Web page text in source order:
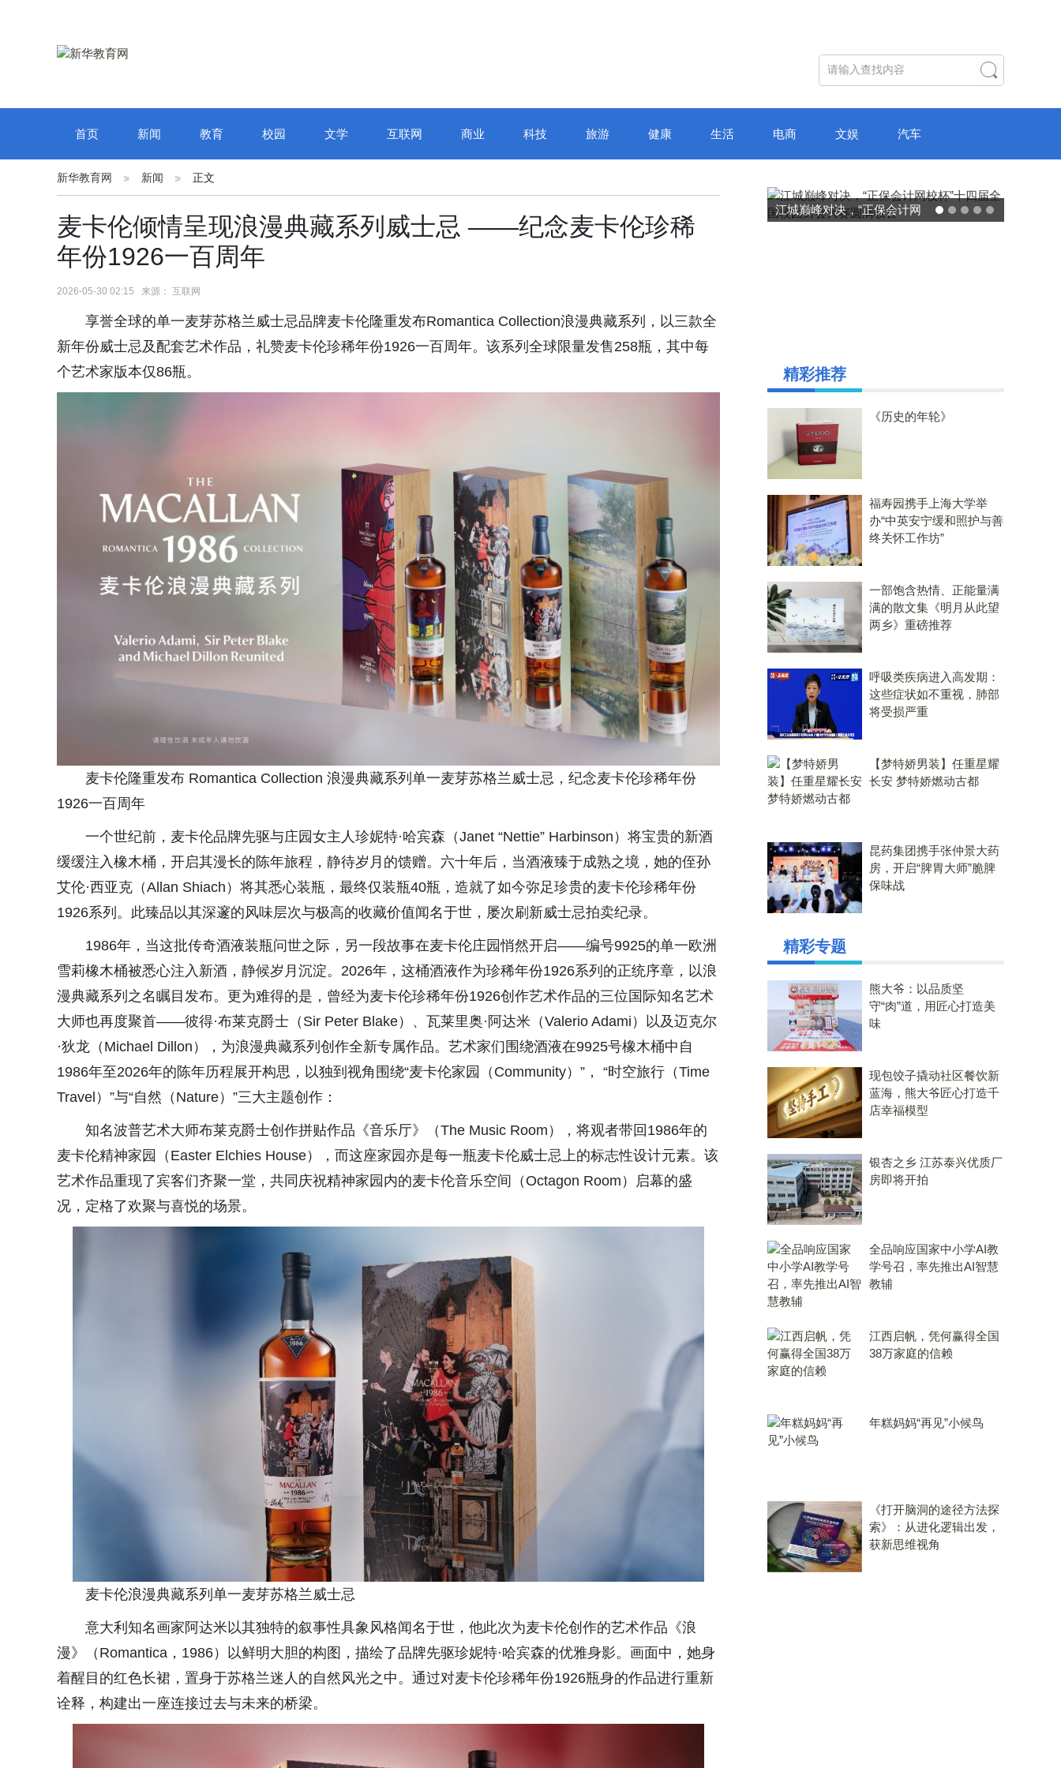
首页 新闻 教育 校园 文学 互联网 商业 科技 旅游 健康 生活 电商 文娱 汽车
新华教育网 新闻 正文
麦卡伦倾情呈现浪漫典藏系列威士忌 ——纪念麦卡伦珍稀
年份1926一百周年
2026-05-30 02:15 来源： 互联网
享誉全球的单一麦芽苏格兰威士忌品牌麦卡伦隆重发布Romantica Collection浪漫典藏系列，以三款全
新年份威士忌及配套艺术作品，礼赞麦卡伦珍稀年份1926一百周年。该系列全球限量发售258瓶，其中每
个艺术家版本仅86瓶。
麦卡伦隆重发布 Romantica Collection 浪漫典藏系列单一麦芽苏格兰威士忌，纪念麦卡伦珍稀年份
1926一百周年
一个世纪前，麦卡伦品牌先驱与庄园女主人珍妮特·哈宾森（Janet “Nettie” Harbinson）将宝贵的新酒
缓缓注入橡木桶，开启其漫长的陈年旅程，静待岁月的馈赠。六十年后，当酒液臻于成熟之境，她的侄孙
艾伦·西亚克（Allan Shiach）将其悉心装瓶，最终仅装瓶40瓶，造就了如今弥足珍贵的麦卡伦珍稀年份
1926系列。此臻品以其深邃的风味层次与极高的收藏价值闻名于世，屡次刷新威士忌拍卖纪录。
1986年，当这批传奇酒液装瓶问世之际，另一段故事在麦卡伦庄园悄然开启——编号9925的单一欧洲
雪莉橡木桶被悉心注入新酒，静候岁月沉淀。2026年，这桶酒液作为珍稀年份1926系列的正统序章，以浪
漫典藏系列之名瞩目发布。更为难得的是，曾经为麦卡伦珍稀年份1926创作艺术作品的三位国际知名艺术
大师也再度聚首——彼得·布莱克爵士（Sir Peter Blake）、瓦莱里奥·阿达米（Valerio Adami）以及迈克尔
·狄龙（Michael Dillon），为浪漫典藏系列创作全新专属作品。艺术家们围绕酒液在9925号橡木桶中自
1986年至2026年的陈年历程展开构思，以独到视角围绕“麦卡伦家园（Community）”， “时空旅行（Time
Travel）”与“自然（Nature）”三大主题创作：
知名波普艺术大师布莱克爵士创作拼贴作品《音乐厅》（The Music Room），将观者带回1986年的
麦卡伦精神家园（Easter Elchies House），而这座家园亦是每一瓶麦卡伦威士忌上的标志性设计元素。该
艺术作品重现了宾客们齐聚一堂，共同庆祝精神家园内的麦卡伦音乐空间（Octagon Room）启幕的盛
况，定格了欢聚与喜悦的场景。
麦卡伦浪漫典藏系列单一麦芽苏格兰威士忌
意大利知名画家阿达米以其独特的叙事性具象风格闻名于世，他此次为麦卡伦创作的艺术作品《浪
漫》（Romantica，1986）以鲜明大胆的构图，描绘了品牌先驱珍妮特·哈宾森的优雅身影。画面中，她身
着醒目的红色长裙，置身于苏格兰迷人的自然风光之中。通过对麦卡伦珍稀年份1926瓶身的作品进行重新
诠释，构建出一座连接过去与未来的桥梁。
破局“纸面教育”：理想树AI自
精彩推荐
《历史的年轮》
福寿园携手上海大学举
办“中英安宁缓和照护与善
终关怀工作坊”
一部饱含热情、正能量满
满的散文集《明月从此望
两乡》重磅推荐
呼吸类疾病进入高发期：
这些症状如不重视，肺部
将受损严重
【梦特娇男装】任重星耀
长安 梦特娇燃动古都
昆药集团携手张仲景大药
房，开启“脾胃大师”脆脾
保味战
精彩专题
熊大爷：以品质坚
守“肉”道，用匠心打造美
味
现包饺子撬动社区餐饮新
蓝海，熊大爷匠心打造千
店幸福模型
银杏之乡 江苏泰兴优质厂
房即将开拍
全品响应国家中小学AI教
学号召，率先推出AI智慧
教辅
江西启帆，凭何赢得全国
38万家庭的信赖
年糕妈妈“再见”小候鸟
《打开脑洞的途径方法探
索》：从进化逻辑出发，
获新思维视角